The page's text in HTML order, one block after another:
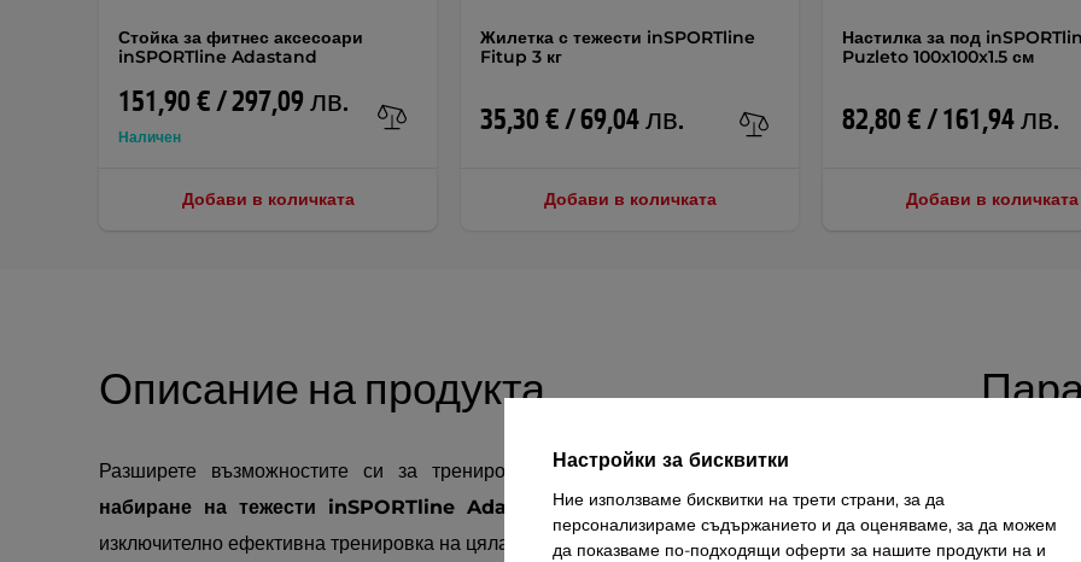
Стойка за фитнес аксесоари
inSPORTline Adastand
151,90 € / 297,09 лв.
Наличен
Добави в количката
Жилетка с тежести inSPORTline
Fitup 3 кг
35,30 € / 69,04 лв.
Добави в количката
Настилка за под
Puzleto 100x100x1.5 см
82,80 € / 161,94 лв.
Добави в количката
Описание на продукта
Разширете възможностите си за тренировки с широкия ергономиченадаптер за
набиране на тежести inSPORTline Adapul 900, предназначен за интензивна, но
изключително ефективна тренировка на цялата гръбна мускулатура. С широчина от 86 см
Тегло
Настройки за бисквитки
Ние използваме бисквитки на трети страни, за да
персонализираме съдържанието и да оценяваме, за да можем
да показваме по-подходящи оферти за нашите продукти на и